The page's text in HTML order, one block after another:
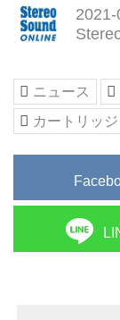
ニュース
カートリッジ